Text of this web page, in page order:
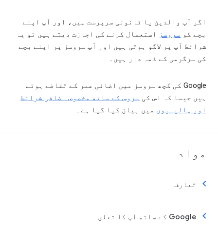
اگر آپ والدین یا قانونی سرپرست ہیں، اور آپ اپنے
بچے کو سروسز
استعمال کرنے کی اجازت دیتے ہیں تو یہ
شرائط آپ پر لاگو ہوتی ہیں اور آپ سروسز پر اپنے بچے
کی سرگرمی کے ذمہ دار ہیں۔
Google کی کچھ سروسز میں اضافی عمر کے تقاضے ہوتے
ہیں جیسا کہ اس کی سروس کے ساتھ مخصوص اضافی شرائط
اور پالیسیوں میں بیان کیا گیا ہے۔
مواد
تعارف
Google کے ساتھ آپ کا تعلق